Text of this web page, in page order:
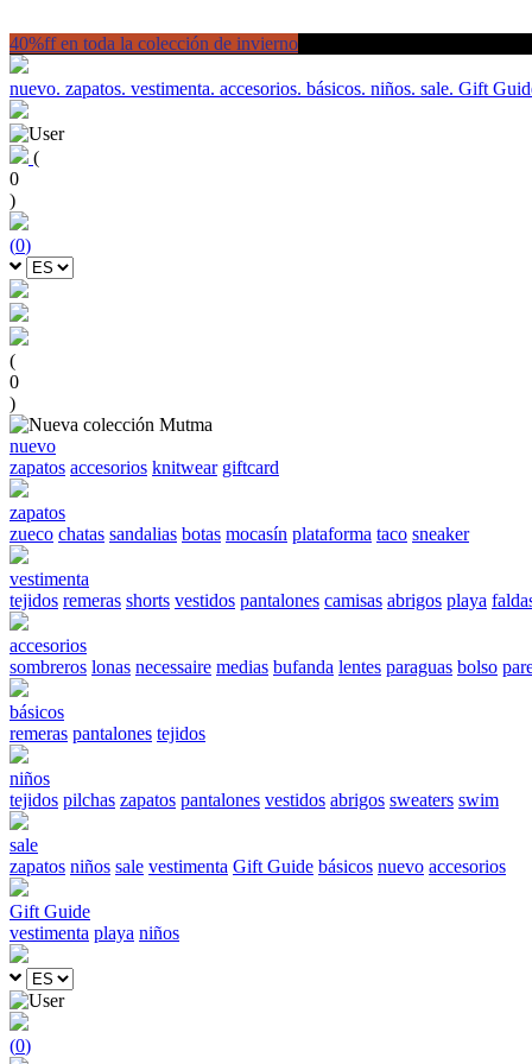
40%ff en toda la colección de invierno
nuevo. zapatos. vestimenta. accesorios. básicos. niños. sale. Gift
(
0
)
(0)
(
0
)
nuevo
zapatos accesorios knitwear giftcard
zapatos
zueco chatas sandalias botas mocasín plataforma taco sneaker
vestimenta
tejidos remeras shorts vestidos pantalones camisas abrigos playa
accesorios
sombreros lonas necessaire medias bufanda lentes paraguas bolso
básicos
remeras pantalones tejidos
niños
tejidos pilchas zapatos pantalones vestidos abrigos sweaters swim
sale
zapatos niños sale vestimenta Gift Guide básicos nuevo accesorios
Gift Guide
vestimenta playa niños
(0)